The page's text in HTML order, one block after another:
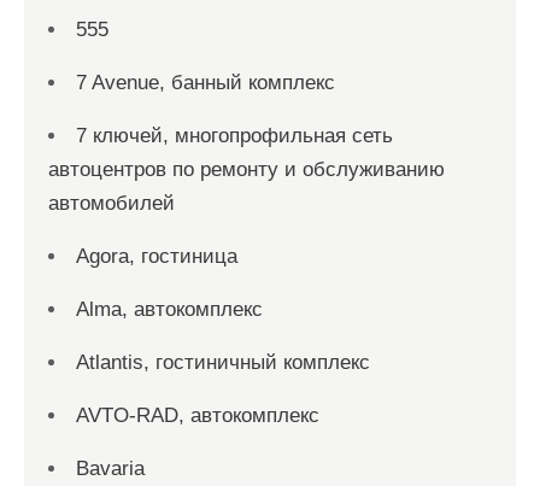
555
7 Avenue, банный комплекс
7 ключей, многопрофильная сеть
автоцентров по ремонту и обслуживанию
автомобилей
Agora, гостиница
Alma, автокомплекс
Atlantis, гостиничный комплекс
AVTO-RAD, автокомплекс
Bavaria